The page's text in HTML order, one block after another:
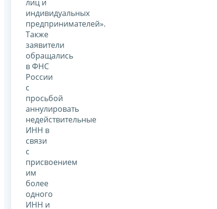
лиц и
индивидуальных
предпринимателей».
Также
заявители
обращались
в ФНС
России
с
просьбой
аннулировать
недействительные
ИНН в
связи
с
присвоением
им
более
одного
ИНН и